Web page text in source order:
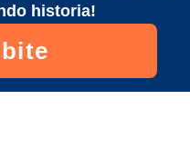
historia!